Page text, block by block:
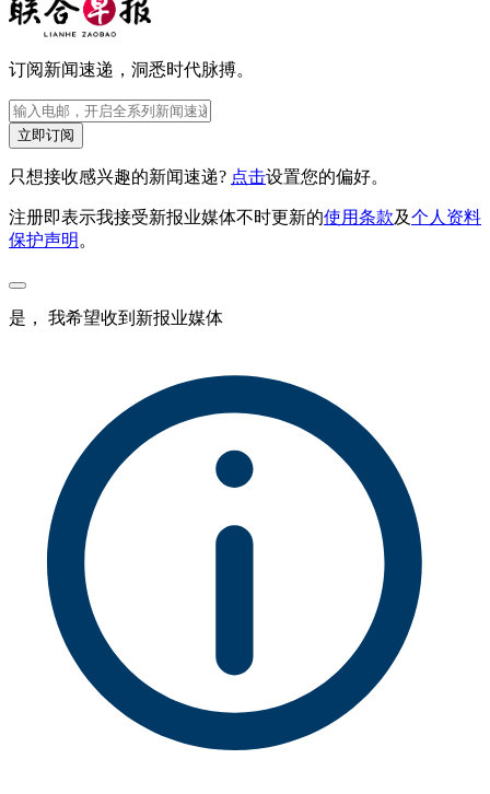
订阅新闻速递，洞悉时代脉搏。
立即订阅
只想接收感兴趣的新闻速递? 点击设置您的偏好。
注册即表示我接受新报业媒体不时更新的使用条款及个人资料
保护声明 。
是， 我希望收到新报业媒体